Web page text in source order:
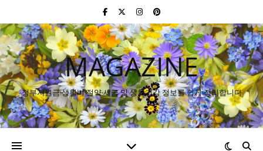
MAGAZINE
정부지원금·생활비 절약·세금 및 생활건강 정보를 쉽게 정리합니다